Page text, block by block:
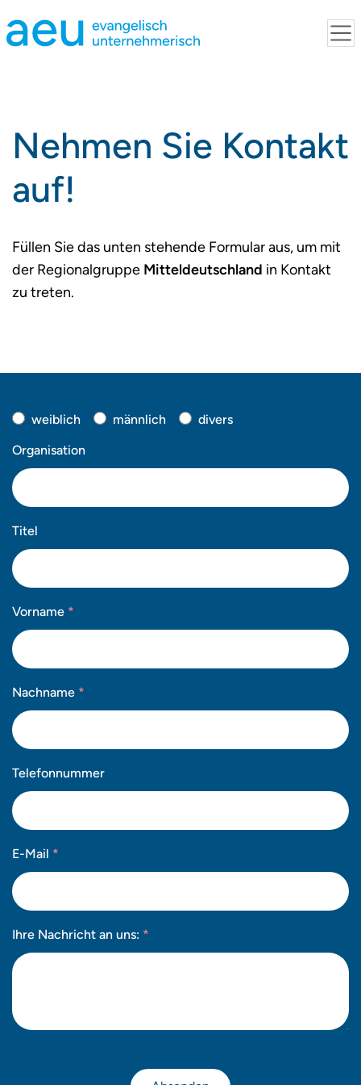
Nehmen Sie Kontakt
auf!
Füllen Sie das unten stehende Formular aus, um mit
der Regionalgruppe Mitteldeutschland in Kontakt
zu treten.
weiblich männlich
divers
Organisation
Titel
Vorname *
Nachname *
Telefonnummer
E-Mail *
Ihre Nachricht an uns: *